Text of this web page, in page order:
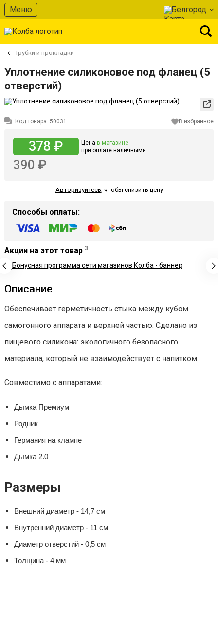
Меню Белгород
Трубки и прокладки
Уплотнение силиконовое под фланец (5
отверстий)
Код товара: 50031 В избранное
378 ₽ Цена в магазине
при оплате наличными
390 ₽
Авторизуйтесь, чтобы снизить цену
Способы оплаты:
Акции на этот товар 3
Описание
Обеспечивает герметичность стыка между кубом
самогонного аппарата и верхней частью. Сделано из
пищевого силикона: экологичного безопасного
материала, который не взаимодействует с напитком.
Совместимо с аппаратами:
Дымка Премиум
Родник
Германия на клампе
Дымка 2.0
Размеры
Внешний диаметр - 14,7 см
Внутренний диаметр - 11 см
Диаметр отверстий - 0,5 см
Толщина - 4 мм